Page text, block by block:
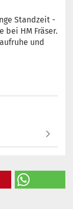
Standzeit -
bei HM Fräser.
und